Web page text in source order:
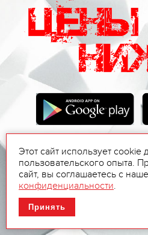
Этот сайт использует
пользовательского опыта.
сайт, вы соглашаетесь с
конфиденциальности.
Принять